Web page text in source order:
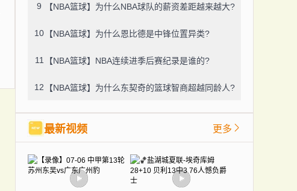
9 【NBA篮球】为什么NBA球队的薪资差距越来越大?
10 【NBA篮球】为什么恩比德是中锋位置异类?
11 【NBA篮球】NBA连续进季后赛纪录是谁的?
12 【NBA篮球】为什么东契奇的篮球智商超越同龄人?
最新视频 更多